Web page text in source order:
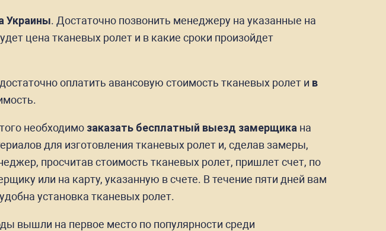
Украины. Достаточно позвонить менеджеру на указанные на
цена тканевых ролет и в какие сроки произойдет
оплатить авансовую стоимость тканевых ролет и в
необходимо заказать бесплатный выезд замерщика на
для изготовления тканевых ролет и, сделав замеры,
просчитав стоимость тканевых ролет, пришлет счет, по
или на карту, указанную в счете. В течение пяти дней вам
установка тканевых ролет.
вышли на первое место по популярности среди